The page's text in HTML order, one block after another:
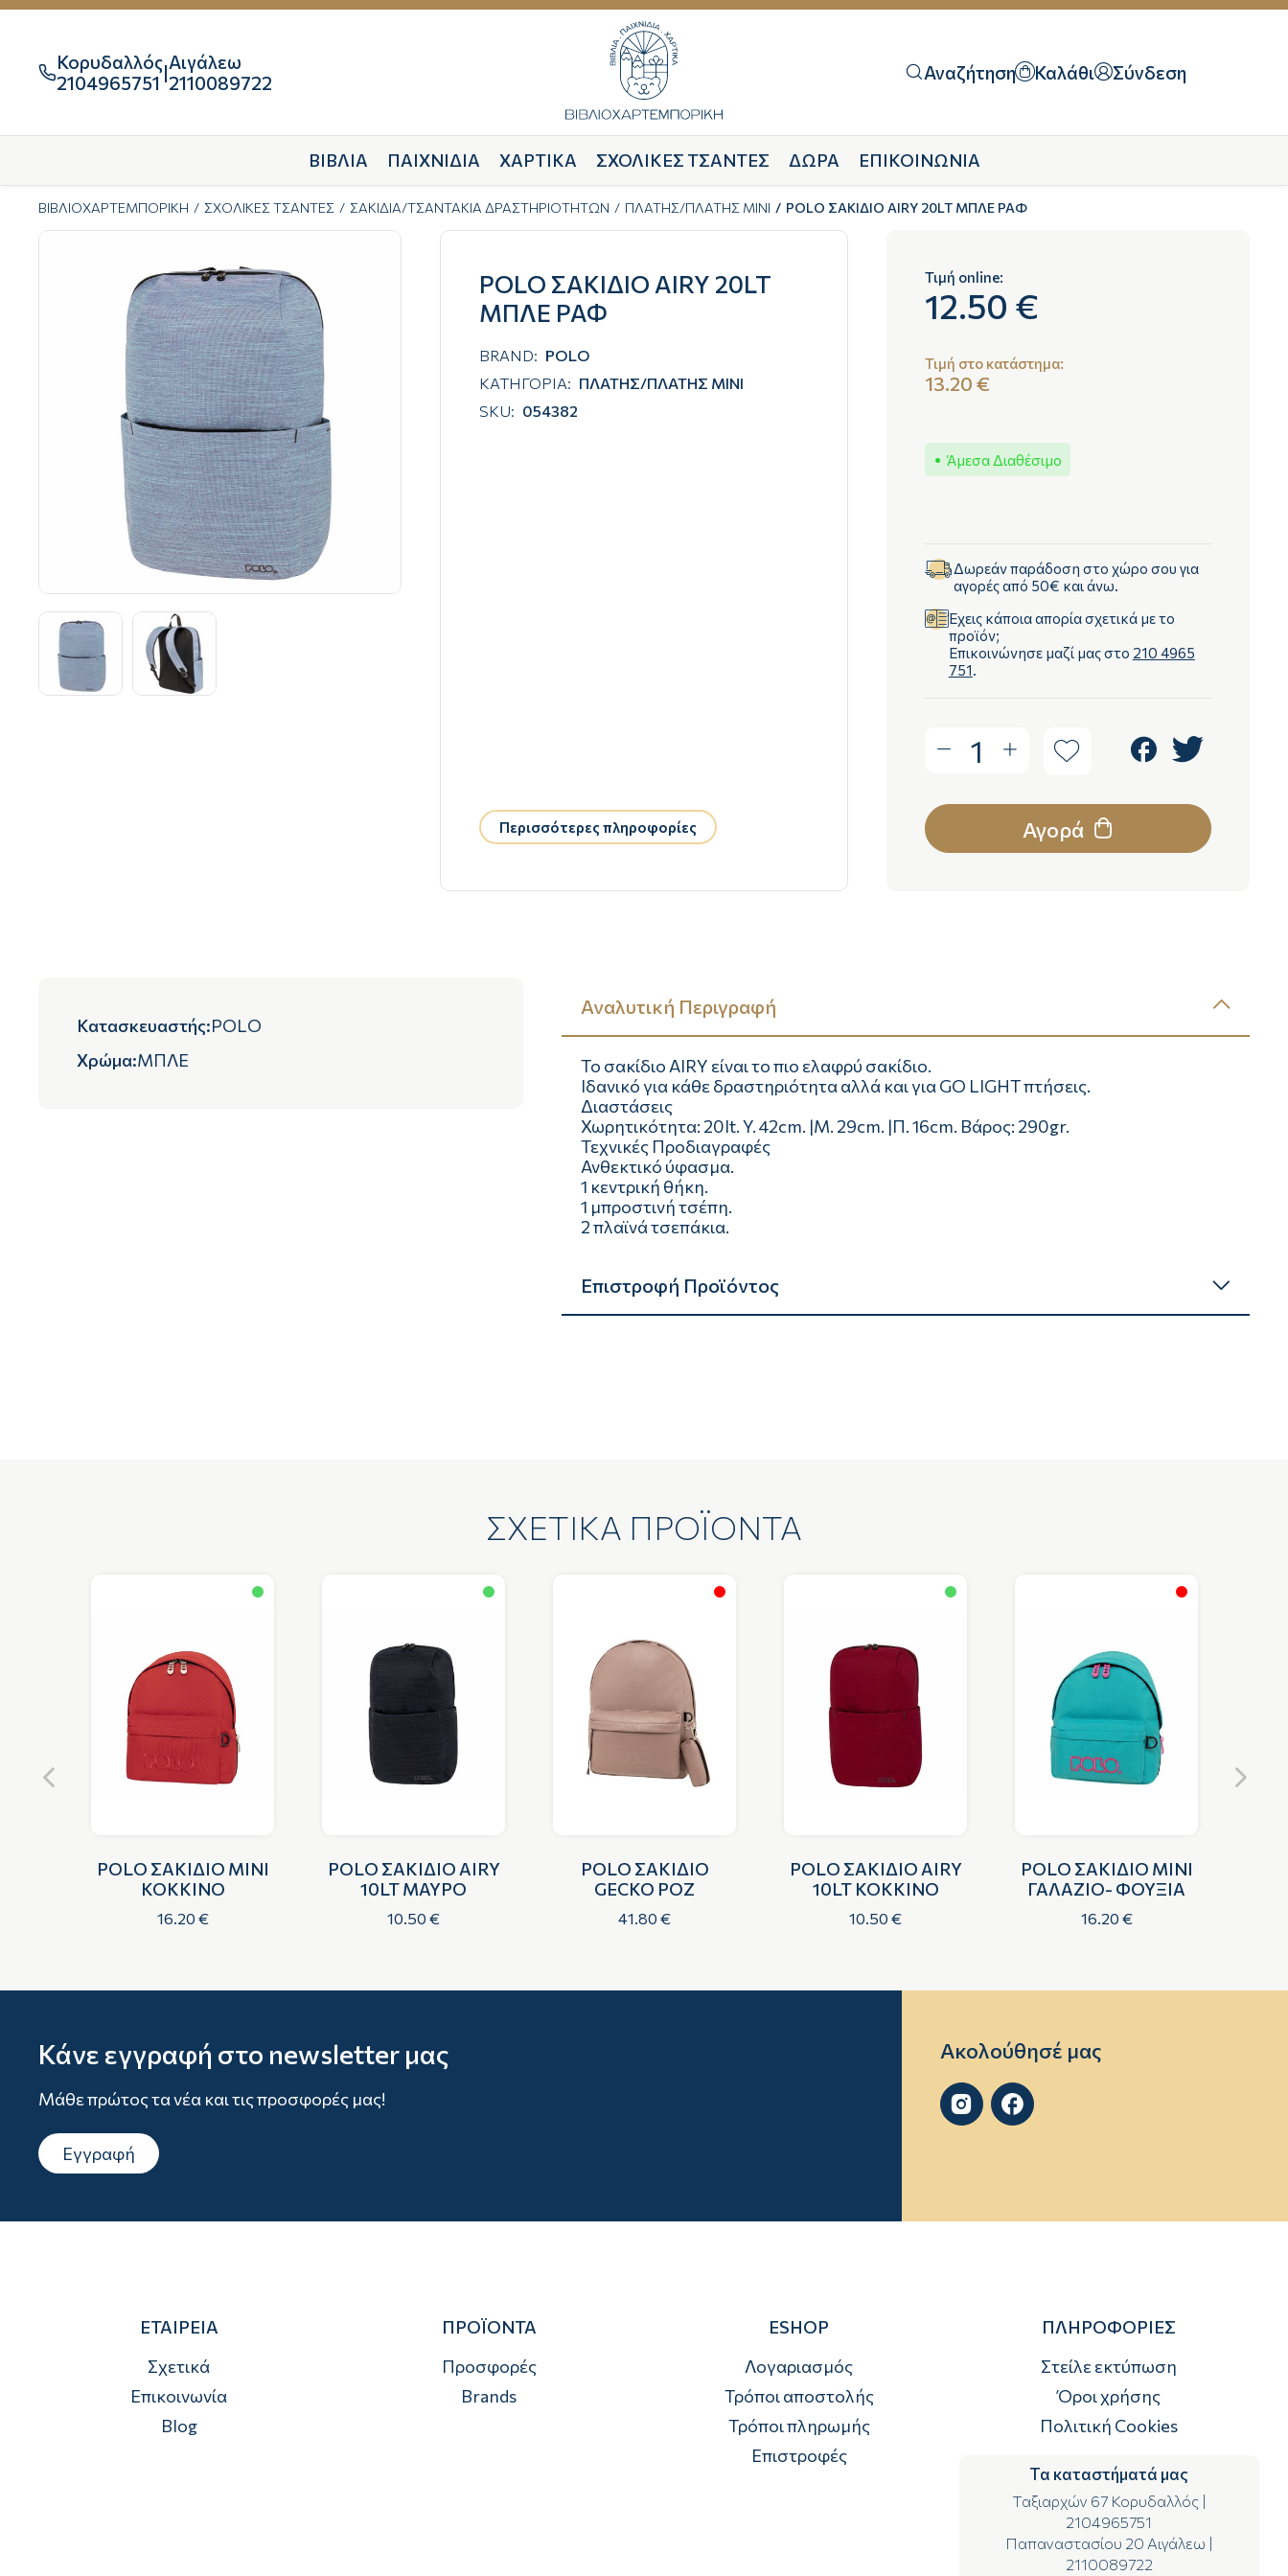
Κορυδαλλός
2104965751 |Αιγάλεω
2110089722
Αναζήτηση Καλάθι Σύνδεση
ΒΙΒΛΙΑ ΠΑΙΧΝΙΔΙΑ ΧΑΡΤΙΚΑ ΣΧΟΛΙΚΕΣ ΤΣΑΝΤΕΣ ΔΩΡΑ ΕΠΙΚΟΙΝΩΝΙΑ
ΒΙΒΛΙΟΧΑΡΤΕΜΠΟΡΙΚΗ ΣΧΟΛΙΚΕΣ ΤΣΑΝΤΕΣ ΣΑΚΙΔΙΑ/ΤΣΑΝΤΑΚΙΑ ΔΡΑΣΤΗΡΙΟΤΗΤΩΝ ΠΛΑΤΗΣ/ΠΛΑΤΗΣ ΜΙΝΙ POLO ΣΑΚΙΔΙΟ AIRY 20LT ΜΠΛΕ ΡΑΦ
POLO ΣΑΚΙΔΙΟ AIRY 20LT
ΜΠΛΕ ΡΑΦ
BRAND: POLO
ΚΑΤΗΓΟΡΙΑ: ΠΛΑΤΗΣ/ΠΛΑΤΗΣ ΜΙΝΙ
SKU: 054382
Περισσότερες πληροφορίες
Τιμή online:
12.50 €
Τιμή στο κατάστημα:
13.20 €
Άμεσα Διαθέσιμο
Δωρεάν παράδοση στο χώρο σου για
αγορές από 50€ και άνω.
Έχεις κάποια απορία σχετικά με το
προϊόν;
Επικοινώνησε μαζί μας στο 210 4965
751
1
Αγορά
Κατασκευαστής:POLO
Χρώμα:ΜΠΛΕ
Αναλυτική Περιγραφή
Το σακίδιο AIRY είναι το πιο ελαφρύ σακίδιο.
Ιδανικό για κάθε δραστηριότητα αλλά και για GO LIGHT πτήσεις.
Διαστάσεις
Χωρητικότητα: 20lt. Y. 42cm. |Μ. 29cm. |Π. 16cm. Βάρος: 290gr.
Τεχνικές Προδιαγραφές
Ανθεκτικό ύφασμα.
1 κεντρική θήκη.
1 μπροστινή τσέπη.
2 πλαϊνά τσεπάκια.
Επιστροφή Προϊόντος
ΣΧΕΤΙΚΑ ΠΡΟΪΟΝΤΑ
POLO ΣΑΚΙΔΙΟ MINI
ΚΟΚΚΙΝΟ
16.20 €
POLO ΣΑΚΙΔΙΟ AIRY
10LT ΜΑΥΡΟ
10.50 €
POLO ΣΑΚΙΔΙΟ
GECKO ΡΟΖ
41.80 €
POLO ΣΑΚΙΔΙΟ AIRY
10LT ΚΟΚΚΙΝΟ
10.50 €
POLO ΣΑΚΙΔΙΟ MINI
ΓΑΛΑΖΙΟ- ΦΟΥΞΙΑ
16.20 €
Κάνε εγγραφή στο newsletter μας
Μάθε πρώτος τα νέα και τις προσφορές μας!
Εγγραφή
Ακολούθησέ μας
 
ΕΤΑΙΡΕΙΑ
Σχετικά
Επικοινωνία
Blog
ΠΡΟΪΟΝΤΑ
Προσφορές
Brands
ESHOP
Λογαριασμός
Τρόποι αποστολής
Τρόποι πληρωμής
Επιστροφές
ΠΛΗΡΟΦΟΡΙΕΣ
Στείλε εκτύπωση
Όροι χρήσης
Πολιτική Cookies
Τα καταστήματά μας
Ταξιαρχών 67 Κορυδαλλός|
2104965751
Παπαναστασίου 20 Αιγάλεω
2110089722